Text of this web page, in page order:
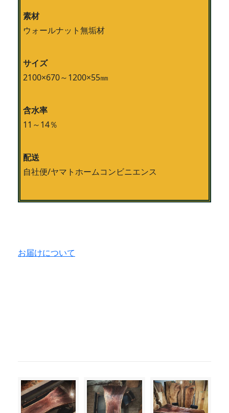
素材
ウォールナット無垢材
サイズ
2100×670～1200×55㎜
含水率
11～14％
配送
自社便/ヤマトホームコンビニエンス
お届けについて